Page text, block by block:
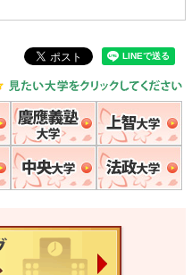
早稲田大学 慶應義塾大学
立教大学 中央大学